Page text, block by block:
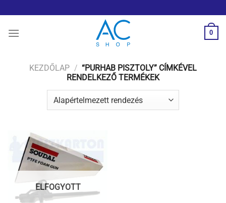
to
content
0
KEZDŐLAP / “PURHAB PISZTOLY” CÍMKÉVEL
RENDELKEZŐ TERMÉKEK
ELFOGYOTT